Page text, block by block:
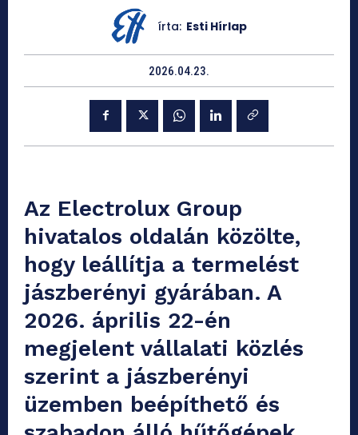
írta: Esti Hírlap
2026.04.23.
Az Electrolux Group
hivatalos oldalán közölte,
hogy leállítja a termelést
jászberényi gyárában. A
2026. április 22-én
megjelent vállalati közlés
szerint a jászberényi
üzemben beépíthető és